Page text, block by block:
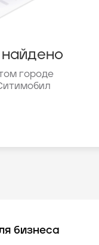
городе
бизнеса